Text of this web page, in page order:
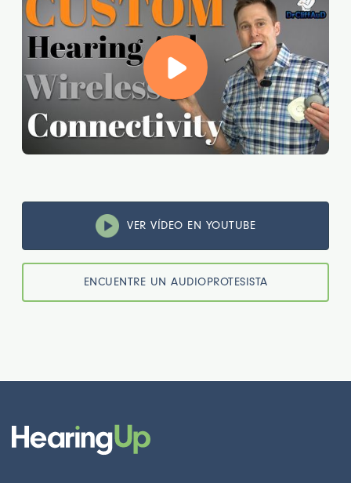
VER VÍDEO EN YOUTUBE
ENCUENTRE UN AUDIOPROTESISTA